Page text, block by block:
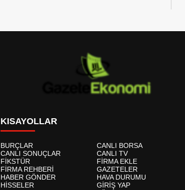
KISAYOLLAR
BURÇLAR
CANLI BORSA
CANLI SONUÇLAR
CANLI TV
FİKSTÜR
FİRMA EKLE
FİRMA REHBERİ
GAZETELER
HABER GÖNDER
HAVA DURUMU
HİSSELER
GİRİŞ YAP